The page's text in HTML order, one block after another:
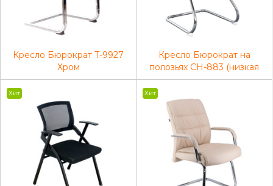
Кресло Бюрократ T-9927
Хром
Кресло Бюрократ на
полозьях CH-883 (низкая
спинка)
Хит Хит